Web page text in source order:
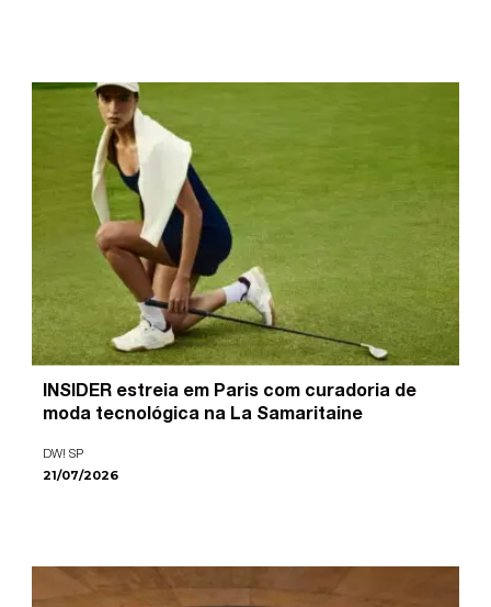
INSIDER estreia em Paris com curadoria de
moda tecnológica na La Samaritaine
DW! SP
21/07/2026